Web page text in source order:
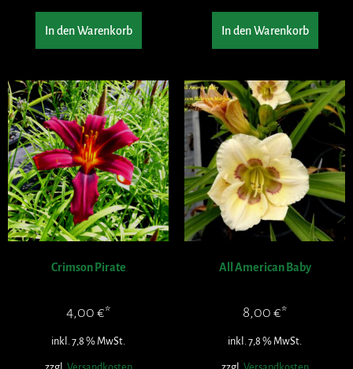
In den Warenkorb In den Warenkorb
Crimson Pirate
4,00 €
inkl. 7,8 % MwSt.
All American Baby
8,00 €
inkl. 7,8 % MwSt.